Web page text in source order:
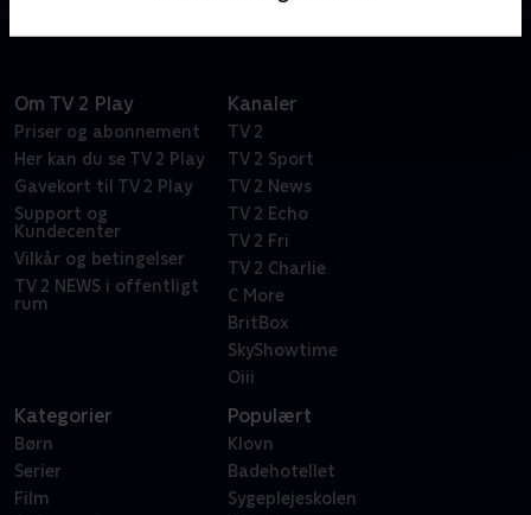
Om TV 2 Play
Priser og abonnement
Her kan du se TV 2 Play
Gavekort til TV 2 Play
Support og
Kundecenter
Vilkår og betingelser
TV 2 NEWS i offentligt
rum
Kanaler
TV 2
TV 2 Sport
TV 2 News
TV 2 Echo
TV 2 Fri
TV 2 Charlie
C More
BritBox
SkyShowtime
Oiii
Kategorier
Børn
Serier
Film
Populært
Klovn
Badehotellet
Sygeplejeskolen